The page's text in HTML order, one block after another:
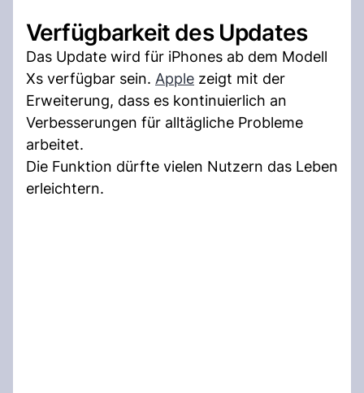
Verfügbarkeit des Updates
Das Update wird für iPhones ab dem Modell
Xs verfügbar sein. Apple zeigt mit der
Erweiterung, dass es kontinuierlich an
Verbesserungen für alltägliche Probleme
arbeitet.
Die Funktion dürfte vielen Nutzern das Leben
erleichtern.